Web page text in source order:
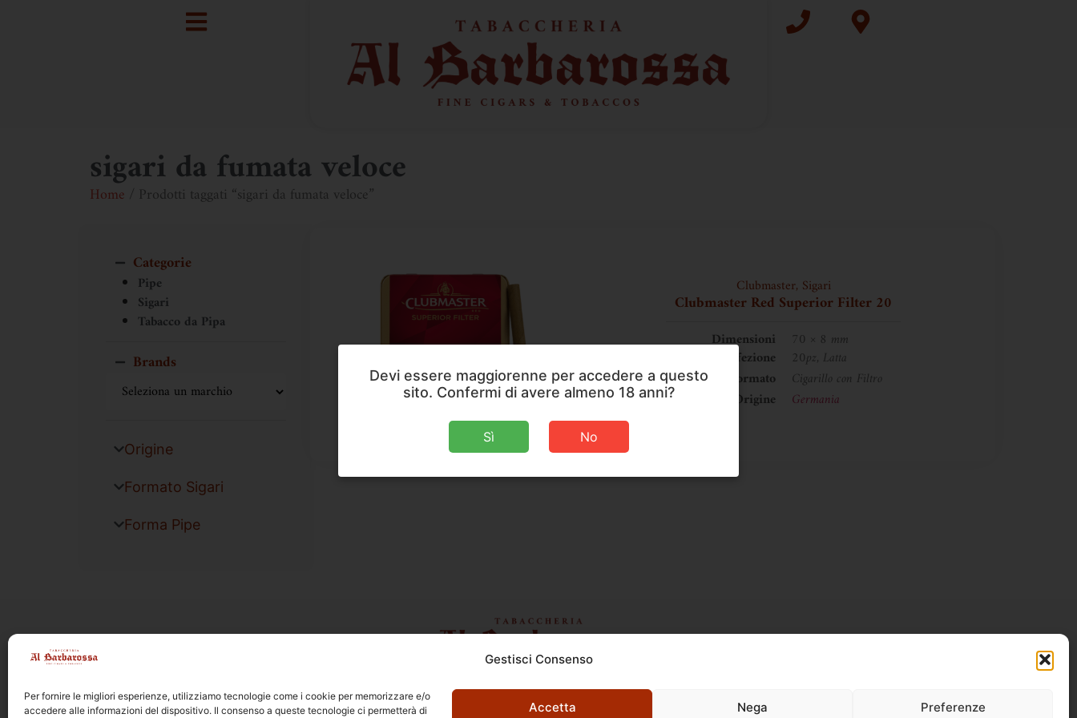
Gestisci Consenso
Per fornire le migliori esperienze, utilizziamo tecnologie come i cookie per memorizzare e/o
accedere alle informazioni del dispositivo. Il consenso a queste tecnologie ci permetterà di
Accetta Nega Preferenze
sigari da fumata veloce
Home / Prodotti taggati “sigari da fumata veloce”
Categorie
Pipe
Sigari
Tabacco da Pipa
Brands
Origine
Formato Sigari
Forma Pipe
Clubmaster, Sigari
Clubmaster Red Superior Filter 20
Dimensioni
70 × 8 mm
Confezione
20pz, Latta
Formato
Cigarillo con Filtro
Origine
Germania
C.so E. Archinti, 1 - 26900 Lodi
P.Iva 09159210963
Devi essere maggiorenne per accedere a questo
sito. Confermi di avere almeno 18 anni?
Sì No